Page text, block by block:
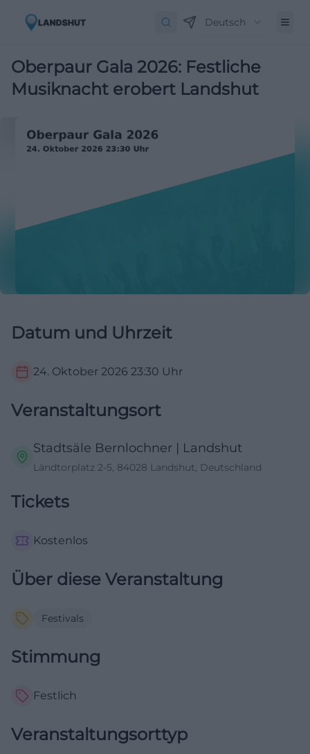
Deutsch
Oberpaur Gala 2026: Festliche
Musiknacht erobert Landshut
Datum und Uhrzeit
24. Oktober 2026 23:30 Uhr
Veranstaltungsort
Stadtsäle Bernlochner | Landshut
Ländtorplatz 2-5, 84028 Landshut, Deutschland
Tickets
Kostenlos
Über diese Veranstaltung
Festivals
Stimmung
Festlich
Veranstaltungsorttyp